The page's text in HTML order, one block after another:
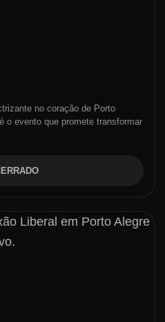
no coração de Porto
o evento que promete transformar